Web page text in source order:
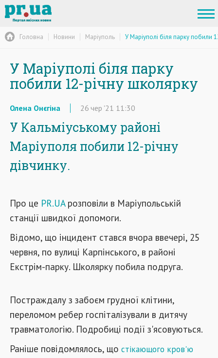
Головна Новини Маріуполь У Маріуполі біля парку побили
У Маріуполі біля парку
побили 12-річну школярку
Олена Онєгіна 26 чер '21 11:30
У Кальміуському районі
Маріуполя побили 12-річну
дівчинку.
Про це PR.UAрозповіли в Маріупольській
станції швидкої допомоги.
Відомо, що інцидент стався вчора ввечері, 25
червня, по вулиці Карпінського, в районі
Екстрім-парку. Школярку побила подруга.
Постраждалу з забоєм грудної клітини,
переломом ребер госпіталізували в дитячу
травматологію. Подробиці події з'ясовуються.
Раніше повідомлялось, що стікающого кров'ю